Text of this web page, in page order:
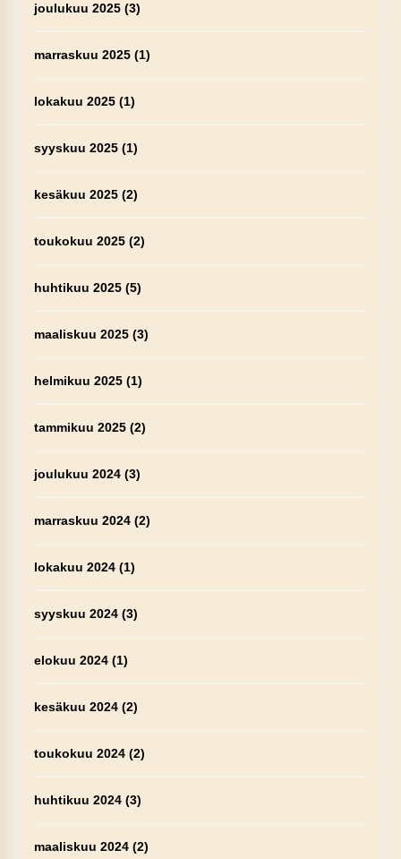
joulukuu 2025(3)
marraskuu 2025(1)
lokakuu 2025(1)
syyskuu 2025(1)
kesäkuu 2025(2)
toukokuu 2025(2)
huhtikuu 2025(5)
maaliskuu 2025(3)
helmikuu 2025(1)
tammikuu 2025(2)
joulukuu 2024(3)
marraskuu 2024(2)
lokakuu 2024(1)
syyskuu 2024(3)
elokuu 2024(1)
kesäkuu 2024(2)
toukokuu 2024(2)
huhtikuu 2024(3)
maaliskuu 2024(2)